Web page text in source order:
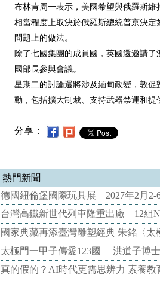
布林肯周一表示，美國希望與俄羅斯
相當程度上取決於俄羅斯總統普京決
問題上的做法。
除了七國集團的成員國，英國還邀請
國部長參與會議。
星期二的討論還將涉及緬甸政變，敦
動，包括擴大制裁、支持武器禁運和
分享：
熱門新聞
德國紐倫堡國際玩具展 2027年2月2-
台灣高鐵新世代列車隆重出廠 12組
國家典藏再添臺灣雕塑經典 朱銘〈
太極門一甲子傳愛123國 洪道子博
真的假的？AI時代更需思辨力 素養